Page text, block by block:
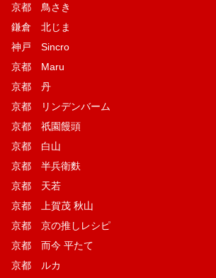
京都 鳥さき
鎌倉 北じま
神戸 Sincro
京都 Maru
京都 丹
京都 リンデンバーム
京都 祇園饅頭
京都 白山
京都 半兵衛麩
京都 天若
京都 上賀茂 秋山
京都 京の推しレシピ
京都 而今 平たて
京都 ルカ